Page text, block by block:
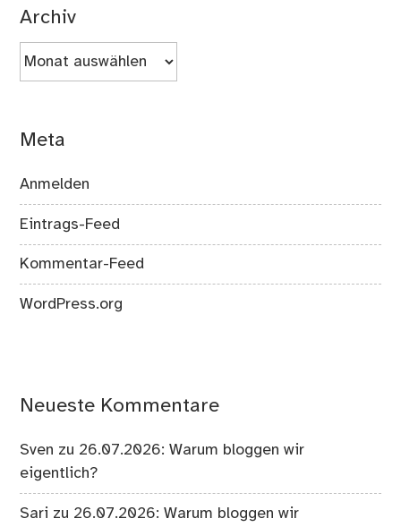
Archiv
Archiv
Meta
Anmelden
Eintrags-Feed
Kommentar-Feed
WordPress.org
Neueste Kommentare
Sven zu 26.07.2026: Warum bloggen wir
eigentlich?
Sari zu 26.07.2026: Warum bloggen wir